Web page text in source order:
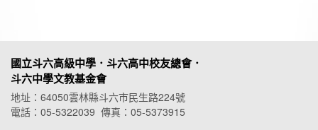
國立斗六高級中學．斗六高中校友總會．
斗六中學文教基金會
地址：64050雲林縣斗六市民生路224號
電話：05-5322039 傳真：05-5373915